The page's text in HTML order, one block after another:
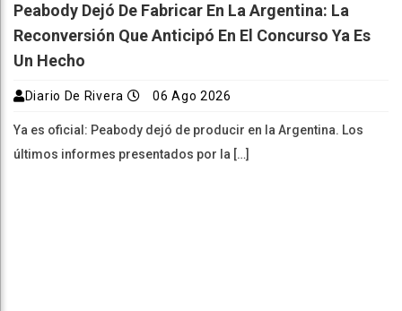
Peabody Dejó De Fabricar En La Argentina: La
Reconversión Que Anticipó En El Concurso Ya Es
Un Hecho
Diario De Rivera 06 Ago 2026
Ya es oficial: Peabody dejó de producir en la Argentina. Los
últimos informes presentados por la […]